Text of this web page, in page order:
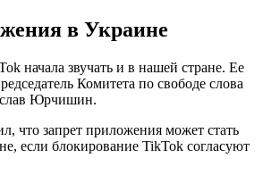
в Украине
начала звучать и в нашей стране. Ее
Комитета по свободе слова
Юрчишин.
что запрет приложения может стать
если блокирование TikTok согласуют